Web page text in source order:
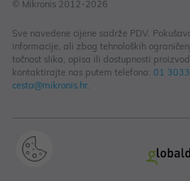
© Mikronis 2012-2026
Sve navedene cijene sadrže PDV.
informacije, ali zbog tehnoloških
točnost slika, opisa ili dostupnosti
kontaktirajte nas putem telefona: 01
cesta@mikronis.hr.